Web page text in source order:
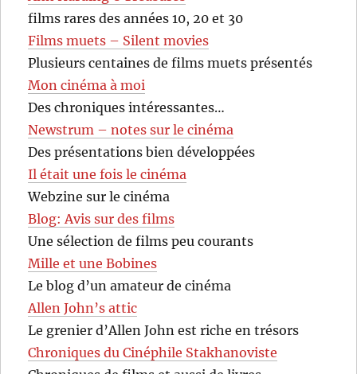
films rares des années 10, 20 et 30
Films muets – Silent movies
Plusieurs centaines de films muets présentés
Mon cinéma à moi
Des chroniques intéressantes…
Newstrum – notes sur le cinéma
Des présentations bien développées
Il était une fois le cinéma
Webzine sur le cinéma
Blog: Avis sur des films
Une sélection de films peu courants
Mille et une Bobines
Le blog d’un amateur de cinéma
Allen John’s attic
Le grenier d’Allen John est riche en trésors
Chroniques du Cinéphile Stakhanoviste